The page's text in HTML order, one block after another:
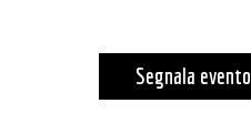
Segnala evento